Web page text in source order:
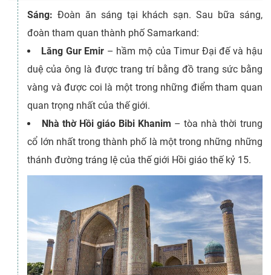
Sáng:Đoàn ăn sáng tại khách sạn. Sau bữa sáng,
đoàn tham quan thành phố Samarkand:
Lăng Gur Emir – hầm mộ của Timur Đại đế và hậu
duệ của ông là được trang trí bằng đồ trang sức bằng
vàng và được coi là một trong những điểm tham quan
quan trọng nhất của thế giới.
Nhà thờ Hồi giáo Bibi Khanim – tòa nhà thời trung
cổ lớn nhất trong thành phố là một trong những những
thánh đường tráng lệ của thế giới Hồi giáo thế kỷ 15.